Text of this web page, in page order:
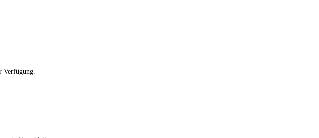
Verfügung.